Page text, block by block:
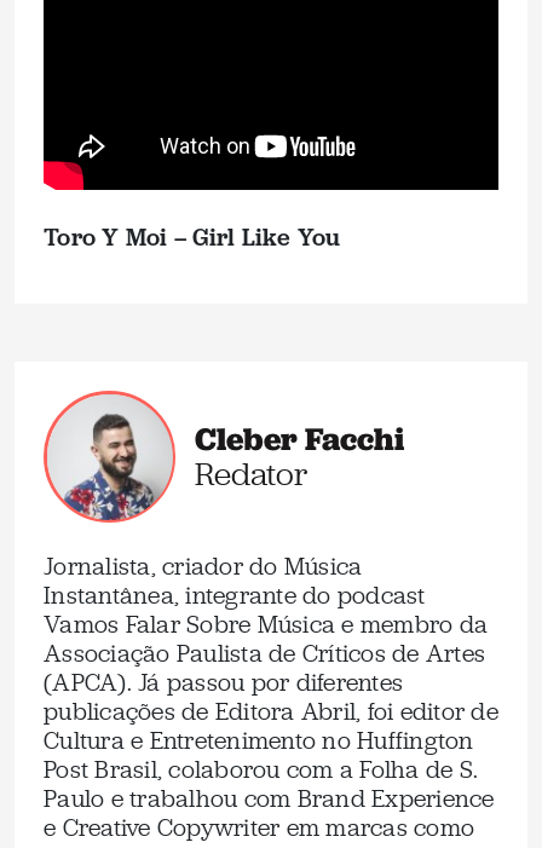
Toro Y Moi – Girl Like You
Cleber Facchi
Redator
Jornalista, criador do Música
Instantânea, integrante do podcast
Vamos Falar Sobre Música e membro da
Associação Paulista de Críticos de Artes
(APCA). Já passou por diferentes
publicações de Editora Abril, foi editor de
Cultura e Entretenimento no Huffington
Post Brasil, colaborou com a Folha de S.
Paulo e trabalhou com Brand Experience
e Creative Copywriter em marcas como